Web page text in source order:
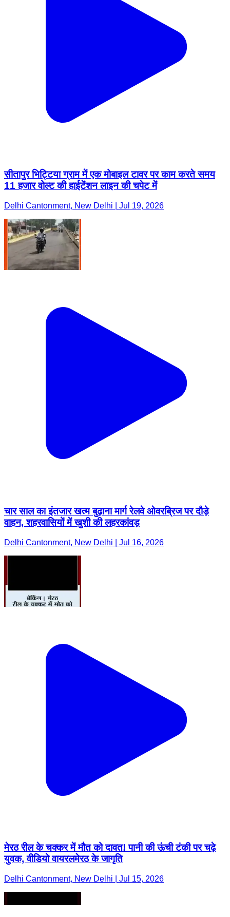
सीतापुर भिट्टिया ग्राम में एक मोबाइल टावर पर काम करते समय
11 हजार वोल्ट की हाईटेंशन लाइन की चपेट में
Delhi Cantonment, New Delhi | Jul 19, 2026
चार साल का इंतजार खत्म बुढ़ाना मार्ग रेलवे ओवरब्रिज पर दौड़े
वाहन, शहरवासियों में खुशी की लहरकांवड़
Delhi Cantonment, New Delhi | Jul 16, 2026
मेरठ रील के चक्कर में मौत को दावत! पानी की ऊंची टंकी पर चढ़े
युवक, वीडियो वायरलमेरठ के जागृति
Delhi Cantonment, New Delhi | Jul 15, 2026